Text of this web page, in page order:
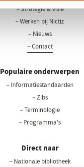
– Strategie & visie
– Werken bij Nictiz
– Nieuws
– Contact
Populaire onderwerpen
– Informatiestandaarden
– Zibs
– Terminologie
– Programma's
Direct naar
– Nationale bibliotheek(opent